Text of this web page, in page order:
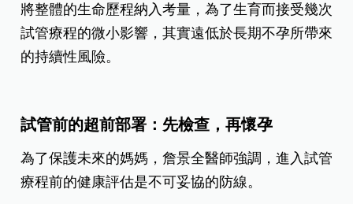
將整體的生命歷程納入考量，為了生育而接受幾次
試管療程的微小影響，其實遠低於長期不孕所帶來
的持續性風險。
試管前的超前部署：先檢查，再懷孕
為了保護未來的媽媽，詹景全醫師強調，進入試管
療程前的健康評估是不可妥協的防線。